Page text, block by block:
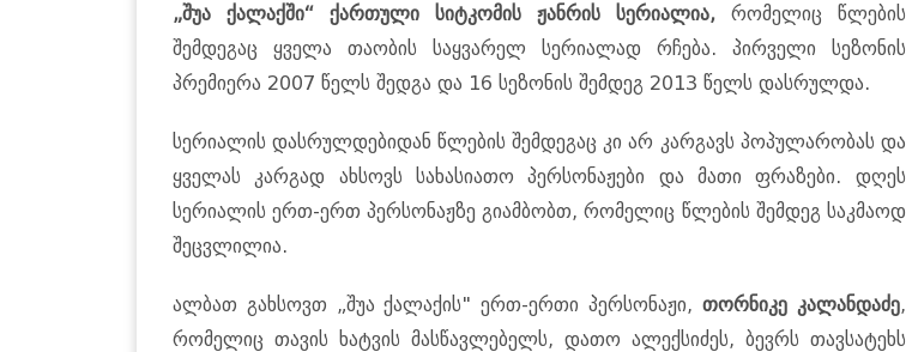
„შუა ქალაქში“ ქართული სიტკომის ჟანრის სერიალია,რომელიც წლების
შემდეგაც ყველა თაობის საყვარელ სერიალად რჩება. პირველი სეზონის
პრემიერა 2007 წელს შედგა და 16 სეზონის შემდეგ 2013 წელს დასრულდა.
სერიალის დასრულდებიდან წლების შემდეგაც კი არ კარგავს პოპულარობას და
ყველას კარგად ახსოვს სახასიათო პერსონაჟები და მათი ფრაზები. დღეს
სერიალის ერთ-ერთ პერსონაჟზე გიამბობთ, რომელიც წლების შემდეგ საკმაოდ
შეცვლილია.
ალბათ გახსოვთ „შუა ქალაქის" ერთ-ერთი პერსონაჟი, თორნიკე კალანდაძე,
რომელიც თავის ხატვის მასწავლებელს, დათო ალექსიძეს, ბევრს თავსატეხს